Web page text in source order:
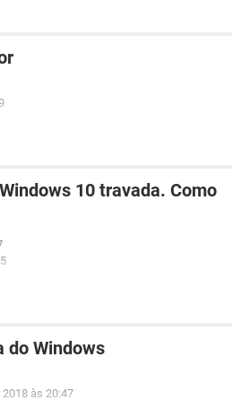
10 travada. Como
do Windows
2018 às 20:47